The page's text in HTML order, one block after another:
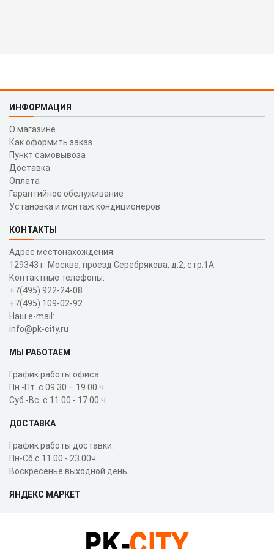
ИНФОРМАЦИЯ
О магазине
Как оформить заказ
Пункт самовывоза
Доставка
Оплата
Гарантийное обслуживание
Установка и монтаж кондиционеров
КОНТАКТЫ
Адрес местонахождения:
129343 г. Москва, проезд Серебрякова, д.2, стр.1A
Контактные телефоны:
+7(495) 922-24-08
+7(495) 109-02-92
Наш e-mail:
info@pk-city.ru
МЫ РАБОТАЕМ
График работы офиса:
Пн.-Пт. с 09.30 – 19.00 ч.
Суб.-Вс. с 11.00 - 17.00 ч.
ДОСТАВКА
График работы доставки:
Пн-Сб с 11.00 - 23.00ч.
Воскресенье выходной день.
ЯНДЕКС МАРКЕТ